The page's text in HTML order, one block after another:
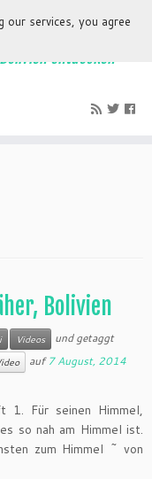
entdecken
Bolivien
Videos und getaggt
auf7 August, 2014
Für seinen Himmel,
so nah am Himmel ist.
zum Himmel ~ von
our services, you agree